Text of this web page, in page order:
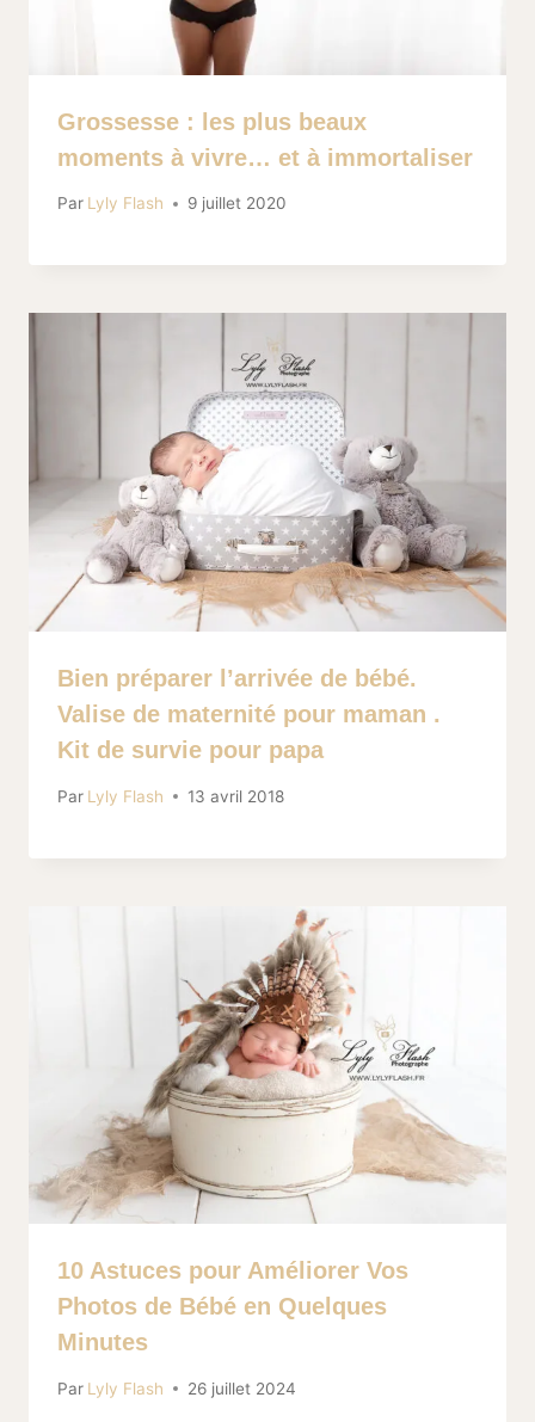
Grossesse : les plus beaux
moments à vivre… et à immortaliser
Par Lyly Flash 9 juillet 2020
Bien préparer l’arrivée de bébé.
Valise de maternité pour maman .
Kit de survie pour papa
Par Lyly Flash 13 avril 2018
10 Astuces pour Améliorer Vos
Photos de Bébé en Quelques
Minutes
Par Lyly Flash 26 juillet 2024